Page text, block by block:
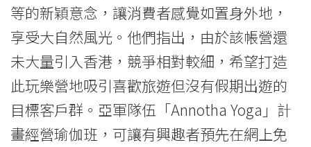
國
際
學
院
等的新穎意念，讓消費者感覺如置身外地，
享受大自然風光。他們指出，由於該帳營還
未大量引入香港，競爭相對較細，希望打造
此玩樂營地吸引喜歡旅遊但沒有假期出遊的
目標客戶群。亞軍隊伍「Annotha Yoga」計
畫經營瑜伽班，可讓有興趣者預先在網上免